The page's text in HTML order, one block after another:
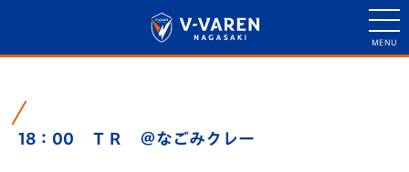
18：00 ＴＲ ＠なごみクレー